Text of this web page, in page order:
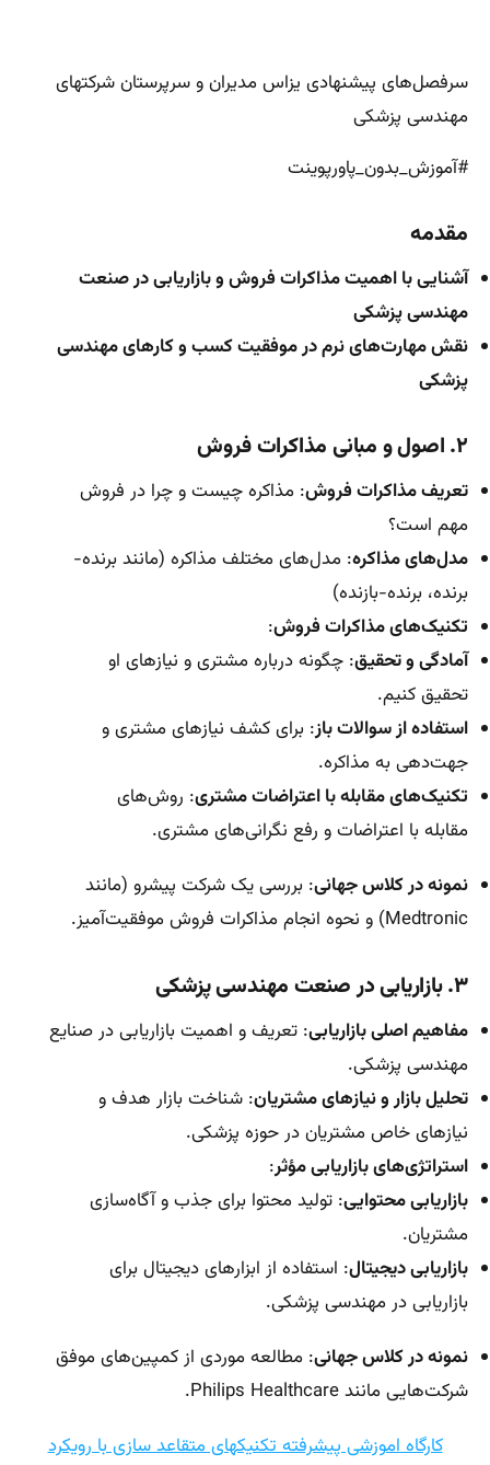
سرفصل‌های پیشنهادی یزاس مدیران و سرپرستان شرکتهای
مهندسی پزشکی
#آموزش_بدون_پاورپوینت
مقدمه
آشنایی با اهمیت مذاکرات فروش و بازاریابی در صنعت
مهندسی پزشکی
نقش مهارت‌های نرم در موفقیت کسب و کارهای مهندسی
پزشکی
۲. اصول و مبانی مذاکرات فروش
تعریف مذاکرات فروش: مذاکره چیست و چرا در فروش
مهم است؟
مدل‌های مذاکره: مدل‌های مختلف مذاکره (مانند برنده-
برنده، برنده-بازنده)
تکنیک‌های مذاکرات فروش:
آمادگی و تحقیق: چگونه درباره مشتری و نیازهای او
تحقیق کنیم.
استفاده از سوالات باز: برای کشف نیازهای مشتری و
جهت‌دهی به مذاکره.
تکنیک‌های مقابله با اعتراضات مشتری: روش‌های
مقابله با اعتراضات و رفع نگرانی‌های مشتری.
نمونه در کلاس جهانی: بررسی یک شرکت پیشرو (مانند
Medtronic) و نحوه انجام مذاکرات فروش موفقیت‌آمیز.
۳. بازاریابی در صنعت مهندسی پزشکی
مفاهیم اصلی بازاریابی: تعریف و اهمیت بازاریابی در صنایع
مهندسی پزشکی.
تحلیل بازار و نیازهای مشتریان: شناخت بازار هدف و
نیازهای خاص مشتریان در حوزه پزشکی.
استراتژی‌های بازاریابی مؤثر:
بازاریابی محتوایی: تولید محتوا برای جذب و آگاه‌سازی
مشتریان.
بازاریابی دیجیتال: استفاده از ابزارهای دیجیتال برای
بازاریابی در مهندسی پزشکی.
نمونه در کلاس جهانی: مطالعه موردی از کمپین‌های موفق
شرکت‌هایی مانند Philips Healthcare.
کارگاه اموزشی پیشرفته تکنیکهای متقاعد سازی با رویکرد